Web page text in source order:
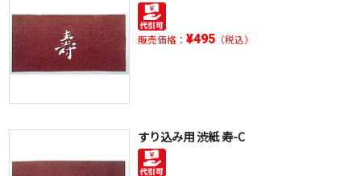
販売価格： ¥495（税込）
すり込み用 渋紙 寿-C